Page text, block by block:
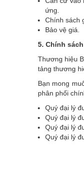
ứng.
Chính sách
Bảo vệ giá.
5. Chính
Thương hiệu
tảng thương
Bạn mong
phân phối
Quý đại lý
Quý đại lý
Quý đại lý
Quý đại lý